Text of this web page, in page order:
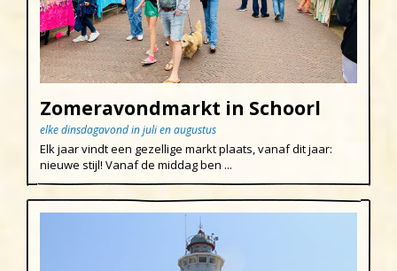
Zomeravondmarkt in Schoorl
elke dinsdagavond in juli en augustus
Elk jaar vindt een gezellige markt plaats, vanaf dit jaar:
nieuwe stijl! Vanaf de middag ben ...